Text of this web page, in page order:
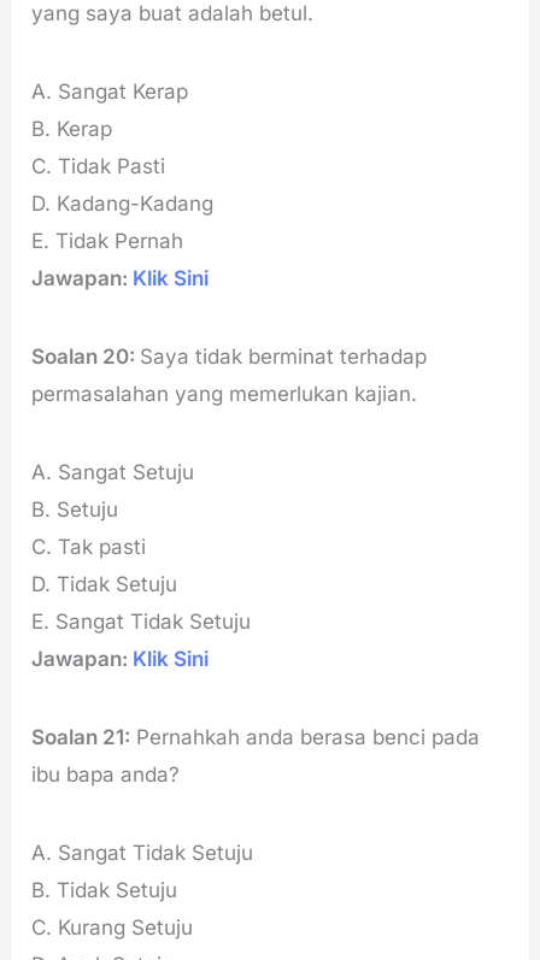
yang saya buat adalah betul.
A. Sangat Kerap
B. Kerap
C. Tidak Pasti
D. Kadang-Kadang
E. Tidak Pernah
Jawapan: Klik Sini
Soalan 20: Saya tidak berminat terhadap
permasalahan yang memerlukan kajian.
A. Sangat Setuju
B. Setuju
C. Tak pasti
D. Tidak Setuju
E. Sangat Tidak Setuju
Jawapan: Klik Sini
Soalan 21: Pernahkah anda berasa benci pada
ibu bapa anda?
A. Sangat Tidak Setuju
B. Tidak Setuju
C. Kurang Setuju